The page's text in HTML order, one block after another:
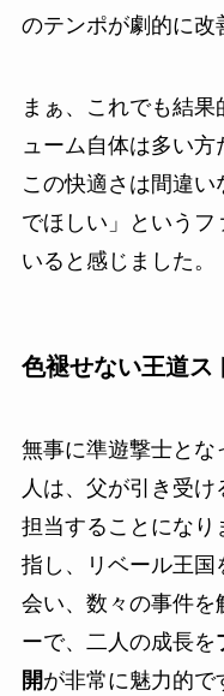
のテンポが劇的に改
まぁ、これでも結
ューム自体は多い
この快適さは間違
でほしい」というフ
いると感じました。
色褪せない王道ス
無事に準遊撃士とな
人は、父が引き受
担当することになり
指し、リベール王国
会い、数々の事件を
ーで、二人の成長を
開が非常に魅力的で